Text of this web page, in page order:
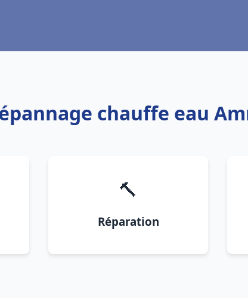
chauffe eau
🔨
Réparation